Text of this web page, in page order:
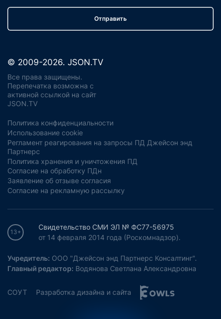
Отправить
© 2009-2026. JSON.TV
Все права защищены.
Перепечатка возможна с
активной ссылкой на сайт
JSON.TV
Политика конфиденциальности
Использование cookie
Регламент реагирования на запросы ПД Джейсон энд
Партнерс
Политика хранения и уничтожения ПД
Согласие на обработку ПДн
Заявление об отзыве согласия
Согласие на рекламную рассылку
13+
Свидетельство СМИ ЭЛ № ФС77-56975
от 14 февраля 2014 года (Роскомнадзор).
Учредитель: ООО "Джейсон энд Партнерс Консалтинг".
Главный редактор: Водянова Светлана Александровна
СОУТ Разработка дизайна и сайта